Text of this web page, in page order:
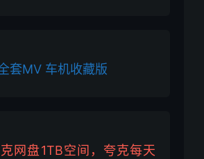
套MV 车机收藏版
网盘1TB空间，夸克每天